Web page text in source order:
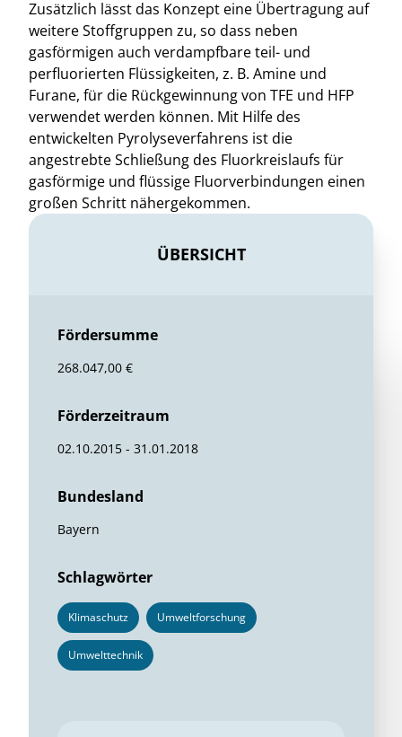
Zusätzlich lässt das Konzept eine Übertragung auf
weitere Stoffgruppen zu, so dass neben
gasförmigen auch verdampfbare teil- und
perfluorierten Flüssigkeiten, z. B. Amine und
Furane, für die Rückgewinnung von TFE und HFP
verwendet werden können. Mit Hilfe des
entwickelten Pyrolyseverfahrens ist die
angestrebte Schließung des Fluorkreislaufs für
gasförmige und flüssige Fluorverbindungen einen
großen Schritt nähergekommen.
ÜBERSICHT
Fördersumme
268.047,00 €
Förderzeitraum
02.10.2015 - 31.01.2018
Bundesland
Bayern
Schlagwörter
Klimaschutz Umweltforschung
Umwelttechnik